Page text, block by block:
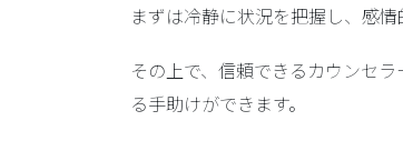
まずは冷静に状況を把握し、感
その上で、信頼できるカウンセ
る手助けができます。